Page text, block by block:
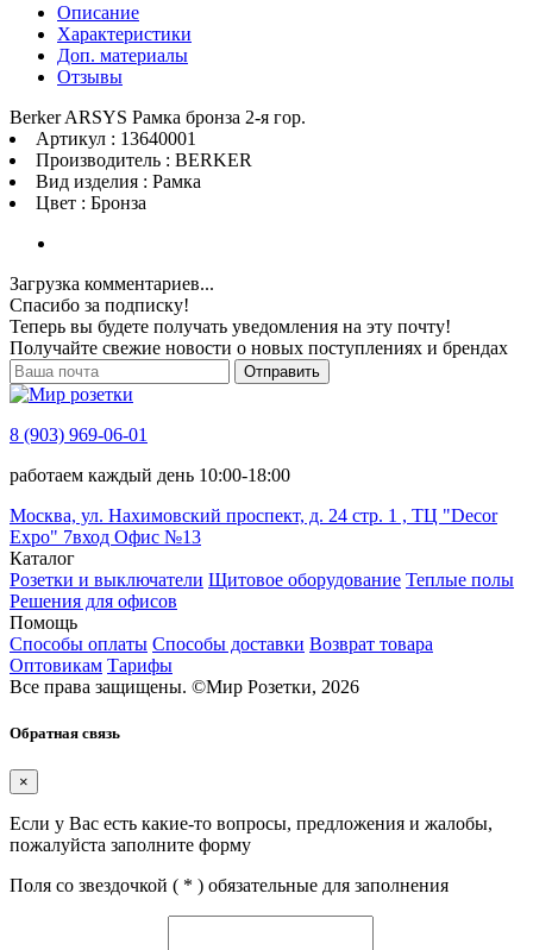
Описание
Характеристики
Доп. материалы
Отзывы
Berker ARSYS Рамка бронза 2-я гор.
Артикул : 13640001
Производитель : BERKER
Вид изделия : Рамка
Цвет : Бронза
Загрузка комментариев...
Спасибо за подписку!
Теперь вы будете получать уведомления на эту почту!
Получайте свежие новости о новых поступлениях и брендах
Отправить
8 (903) 969-06-01
работаем каждый день 10:00-18:00
Москва, ул. Нахимовский проспект, д. 24 стр. 1 , ТЦ "Decor
Expo" 7вход Офис №13
Каталог
Розетки и выключатели Щитовое оборудование Теплые полы
Решения для офисов
Помощь
Способы оплаты Способы доставки Возврат товара
Оптовикам Тарифы
Все права защищены. ©Мир Розетки, 2026
Обратная связь
×
Если у Вас есть какие-то вопросы, предложения и жалобы,
пожалуйста заполните форму
Поля со звездочкой ( * ) обязательные для заполнения